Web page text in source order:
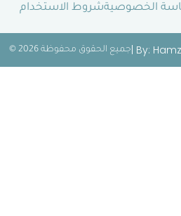
شروط الاستخدام
جميع الحقوق محفوظة